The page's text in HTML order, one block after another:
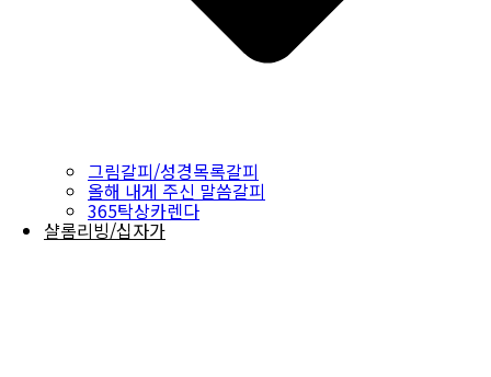
그림갈피/성경목록갈피
올해 내게 주신 말씀갈피
365탁상카렌다
샬롬리빙/십자가